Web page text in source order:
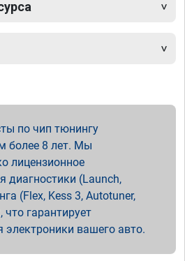
по чип тюнингу
более 8 лет. Мы
лицензионное
диагностики (Launch,
(Flex, Kess 3, Autotuner,
что гарантирует
электроники вашего авто.